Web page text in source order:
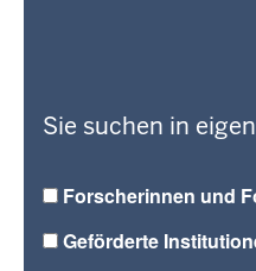
Sie suchen in
Forscherinnen und
Geförderte